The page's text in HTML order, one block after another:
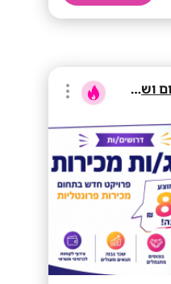
טופ מרקטינג קידום ושיווק בע"מ